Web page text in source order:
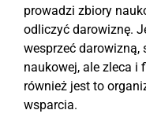
prowadzi zbiory
odliczyć darowiznę.
wesprzeć darowizną,
naukowej, ale zleca i
również jest to
wsparcia.